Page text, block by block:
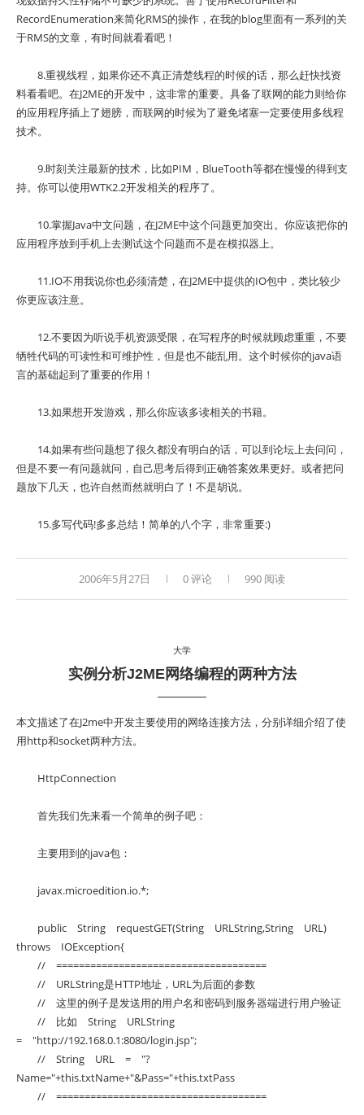
RecordEnumeration来简化RMS的操作，在我的blog里面有一系列的关
于RMS的文章，有时间就看看吧！
8.重视线程，如果你还不真正清楚线程的时候的话，那么赶快找资
料看看吧。在J2ME的开发中，这非常的重要。具备了联网的能力则给你
的应用程序插上了翅膀，而联网的时候为了避免堵塞一定要使用多线程
技术。
9.时刻关注最新的技术，比如PIM，BlueTooth等都在慢慢的得到支
持。你可以使用WTK2.2开发相关的程序了。
10.掌握Java中文问题，在J2ME中这个问题更加突出。你应该把你的
应用程序放到手机上去测试这个问题而不是在模拟器上。
11.IO不用我说你也必须清楚，在J2ME中提供的IO包中，类比较少
你更应该注意。
12.不要因为听说手机资源受限，在写程序的时候就顾虑重重，不要
牺牲代码的可读性和可维护性，但是也不能乱用。这个时候你的java语
言的基础起到了重要的作用！
13.如果想开发游戏，那么你应该多读相关的书籍。
14.如果有些问题想了很久都没有明白的话，可以到论坛上去问问，
但是不要一有问题就问，自己思考后得到正确答案效果更好。或者把问
题放下几天，也许自然而然就明白了！不是胡说。
15.多写代码!多多总结！简单的八个字，非常重要:)
2006年5月27日 0 评论 990 阅读
大学
实例分析J2ME网络编程的两种方法
本文描述了在J2me中开发主要使用的网络连接方法，分别详细介绍了使
用http和socket两种方法。
HttpConnection
首先我们先来看一个简单的例子吧：
主要用到的java包：
javax.microedition.io.*;
public String requestGET(String URLString,String URL)
throws IOException{
// =====================================
// URLString是HTTP地址，URL为后面的参数
// 这里的例子是发送用的用户名和密码到服务器端进行用户验证
// 比如 String URLString
= "http://192.168.0.1:8080/login.jsp";
// String URL = "?
Name="+this.txtName+"&Pass="+this.txtPass
// =====================================